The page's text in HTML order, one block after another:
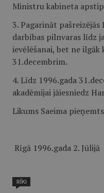
Ministru kabineta
3. Pagarināt
darbības pilnvaras līdz
ievēlēšanai, bet ne ilgāk
31.decembrim.
4. Līdz 1996.gada
akadēmijai jāiesniedz
Likums Saeima
Rīgā 1996.gada 2. Jūlijā
RĪKI